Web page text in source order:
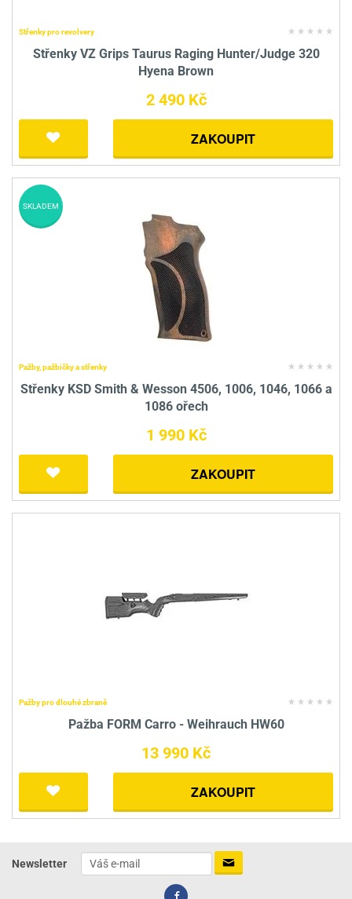
Střenky pro revolvery
Střenky VZ Grips Taurus Raging Hunter/Judge 320
Hyena Brown
2 490 Kč
ZAKOUPIT
Pažby, pažbičky a střenky
Střenky KSD Smith & Wesson 4506, 1006, 1046, 1066 a
1086 ořech
1 990 Kč
ZAKOUPIT
SKLADEM
Pažby pro dlouhé zbraně
Pažba FORM Carro - Weihrauch HW60
13 990 Kč
ZAKOUPIT
Newsletter